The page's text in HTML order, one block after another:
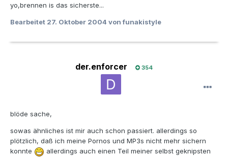
yo,brennen is das sicherste...
Bearbeitet 27. Oktober 2004 von funakistyle
der.enforcer 354
blöde sache,
sowas ähnliches ist mir auch schon passiert. allerdings so
plötzlich, daß ich meine Pornos und MP3s nicht mehr sichern
konnte
allerdings auch einen Teil meiner selbst geknipsten